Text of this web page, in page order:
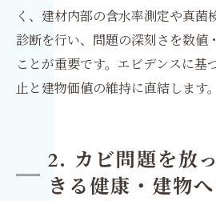
く、建材内部の含水率測定や真菌
診断を行い、問題の深刻さを数値
ことが重要です。エビデンスに基
止と建物価値の維持に直結します。
2. カビ問題を放
きる健康・建物